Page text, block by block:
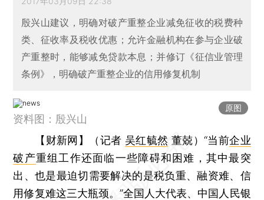
殷兴山建议，明确对破产重整企业减免征收的税费种
类、征收率及税收优惠；允许金融机构在参与企业破
产重整时，能够减免贷款本息；并修订《征信业管理
条例》，明确破产重整企业的信用修复机制
原图
资料图：殷兴山
【财新网】（记者 吴红毓然 董兢）“当前企业
破产重组工作还面临一些障碍和困难，其中最突
出、也是最迫切需要解决的是税负重、融资难、信
用修复难这三大瓶颈。”全国人大代表、中国人民银